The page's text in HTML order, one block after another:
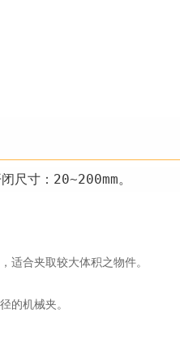
寸：20~200mm。
适合夹取较大体积之物件。
的机械夹。